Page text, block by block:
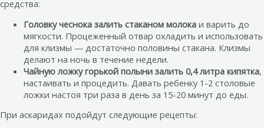
средства:
Головку чеснока залить стаканом молока и варить до
мягкости. Процеженный отвар охладить и использовать
для клизмы — достаточно половины стакана. Клизмы
делают на ночь в течение недели.
Чайную ложку горькой полыни залить 0,4 литра кипятка,
настаивать и процедить. Давать ребенку 1-2 столовые
ложки настоя три раза в день за 15-20 минут до еды.
При аскаридах подойдут следующие рецепты: